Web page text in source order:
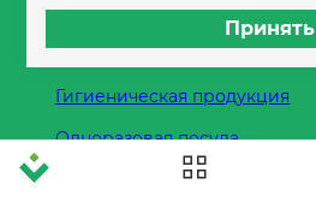
Контейнеры
Бумага офисная
Гигиеническая продукция
Одноразовая посуда
Принять